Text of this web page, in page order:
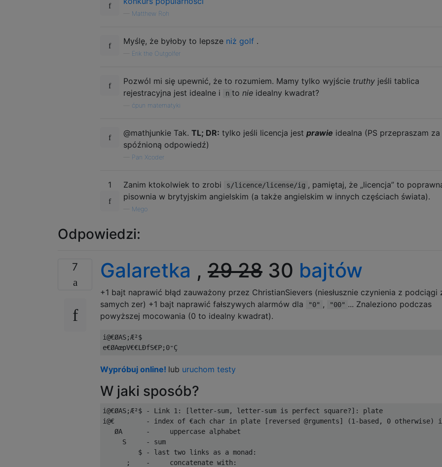
Matthew Roh
Myślę, że byłoby to lepsze niż golf .
Erik the Outgolfer
Pozwól mi się upewnić, że to rozumiem. Mamy tylko wyjście truthy jeśli tablica
rejestracyjna jest idealne i
n to nie idealny kwadrat?
ćpun matematyki
@mathjunkie Tak. TL; DR: tylko jeśli licencja jest prawie idealna (PS przepraszam za
spóźnioną odpowiedź)
Pan Xcoder
1 Zanim ktokolwiek to zrobi s/licence/license/ig , pamiętaj, że „licencja” to
pisownia w brytyjskim angielskim (a także angielskim w innych częściach świata).
Mego
Odpowiedzi:
7 Galaretka , 29 28 30 bajtów
+1 bajt naprawić błąd zauważony przez ChristianSievers (niesłusznie czynienia z podciągi
samych zer) +1 bajt naprawić fałszywych alarmów dla
"0" , "00" ... Znaleziono podczas
powyższej mocowania (0 to idealny kwadrat).
i@€ØAS;Æ²$
Wypróbuj online! lub uruchom testy
W jaki sposób?
i@€ØAS;Æ²$ - Link 1: [letter-sum, letter-sum is perfect square?]: plate
i@€        - index of €ach char in plate [reversed @rguments] (1-based, 0 otherwise)
   ØA      -     uppercase alphabet
     S     - sum
         $ - last two links as a monad:
      ;    -     concatenate with: